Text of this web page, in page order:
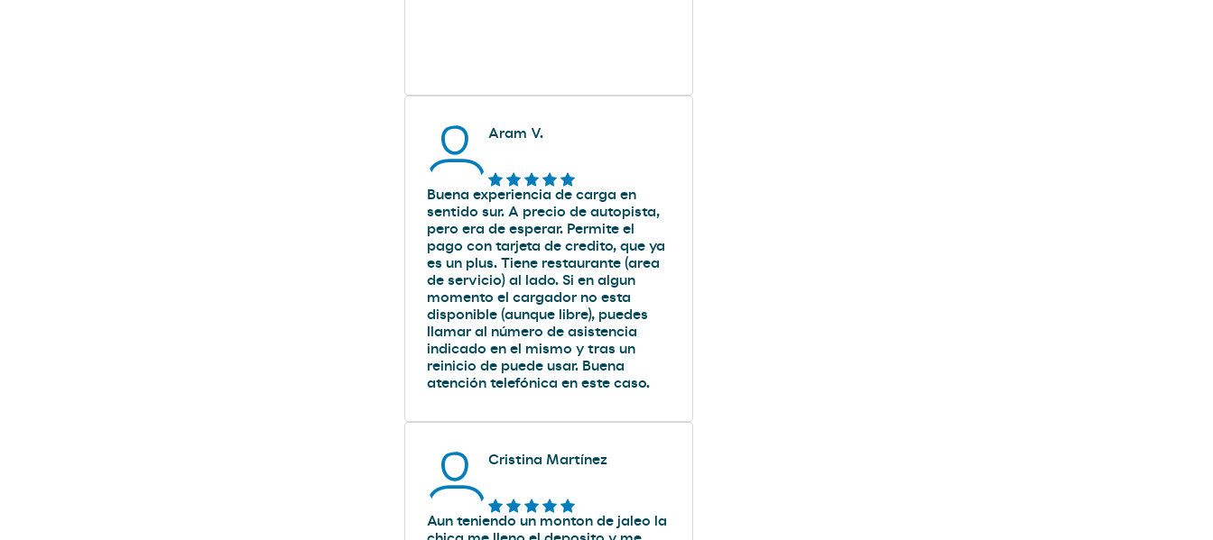
Aram V.
Buena experiencia de carga en
sentido sur. A precio de autopista,
pero era de esperar. Permite el
pago con tarjeta de credito, que ya
es un plus. Tiene restaurante (area
de servicio) al lado. Si en algun
momento el cargador no esta
disponible (aunque libre), puedes
llamar al número de asistencia
indicado en el mismo y tras un
reinicio de puede usar. Buena
atención telefónica en este caso.
Cristina Martínez
Aun teniendo un monton de jaleo la